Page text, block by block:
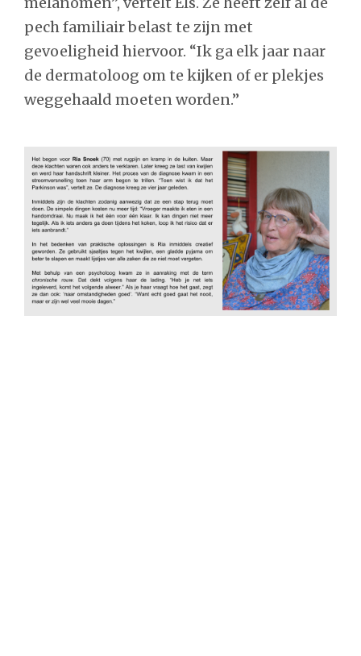
pech familiair belast te zijn met
gevoeligheid hiervoor. “Ik ga elk jaar naar
de dermatoloog om te kijken of er plekjes
weggehaald moeten worden.”